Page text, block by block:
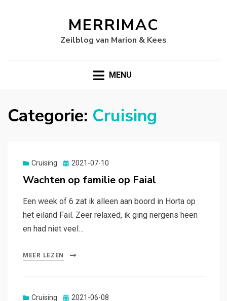
MERRIMAC
Zeilblog van Marion & Kees
MENU
Categorie: Cruising
Cruising
Gepubliceerd
2021-07-10
Wachten op familie op Faial
Een week of 6 zat ik alleen aan boord in Horta op
het eiland Fail. Zeer relaxed, ik ging nergens heen
en had niet veel…
MEER LEZEN
Cruising
Gepubliceerd
2021-06-08